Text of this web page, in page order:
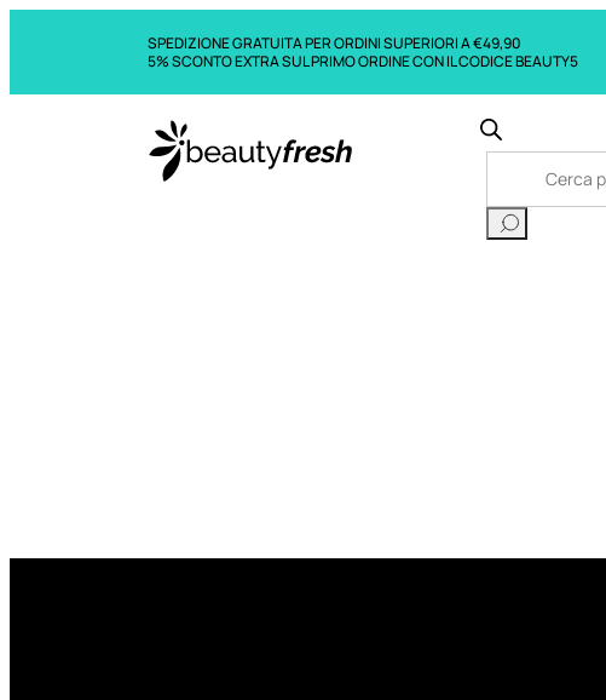
SPEDIZIONE GRATUITA PER ORDINI SUPERIORI A €49,90
5% SCONTO EXTRA SUL PRIMO ORDINE CON IL CODICE BEAUTY5